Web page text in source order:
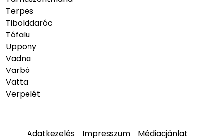
Terpes
Tibolddaróc
Tófalu
Uppony
Vadna
Varbó
Vatta
Verpelét
Adatkezelés Impresszum Médiaajánlat